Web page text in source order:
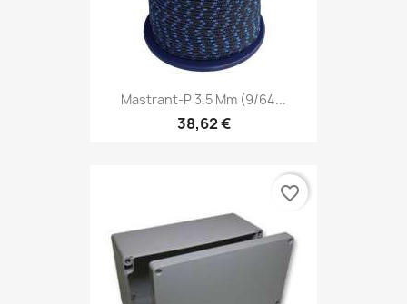
Mastrant-P 3.5 Mm (9/64...
38,62 €
favorite_border